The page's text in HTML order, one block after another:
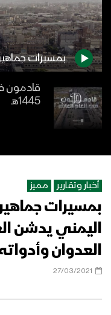
قادمون
كلمة
الحوثي
الوطني للصمود 15
أخبار وتقارير
بمسيرات
اليمني يدشن
العدوان وأدواته